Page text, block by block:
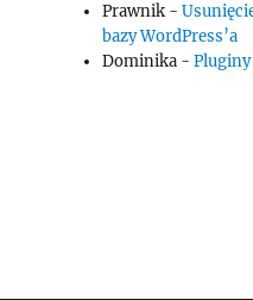
Prawnik -
bazy WordPress’a
Dominika -Pluginy